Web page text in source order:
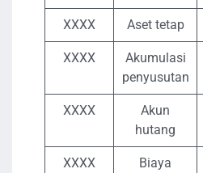
XXXX Aset tetap
XXXX
Akumulasi
penyusutan
XXXX
Akun
hutang
XXXX
Biaya